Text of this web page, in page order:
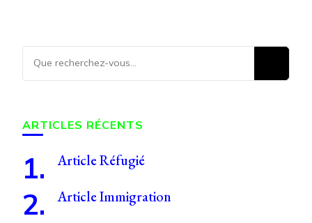
Vous
recherchiez
ARTICLES RÉCENTS
Article Réfugié
Article Immigration